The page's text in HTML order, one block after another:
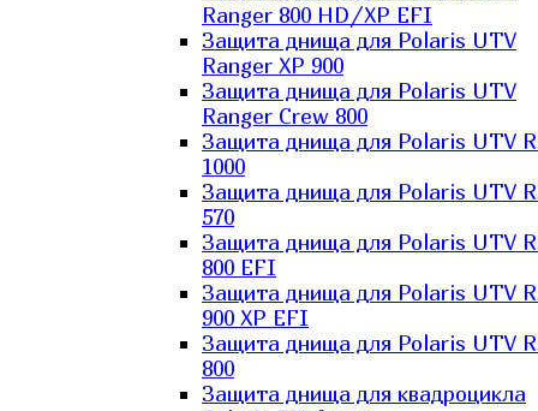
Ranger 800 HD/XP EFI
Защита днища для Polaris UTV
Ranger XP 900
Защита днища для Polaris UTV
Ranger Сrew 800
Защита днища для Polaris UTV
1000
Защита днища для Polaris UTV
570
Защита днища для Polaris UTV
800 EFI
Защита днища для Polaris UTV
900 XP EFI
Защита днища для Polaris UTV
800
Защита днища для квадроцикла